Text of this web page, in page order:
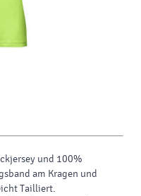
und 100%
am Kragen und
Tailliert.